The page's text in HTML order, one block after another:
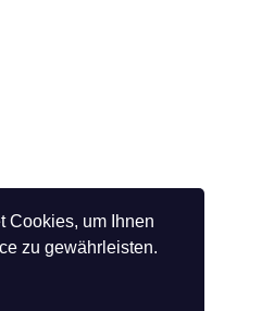
Cookies, um Ihnen
zu gewährleisten.